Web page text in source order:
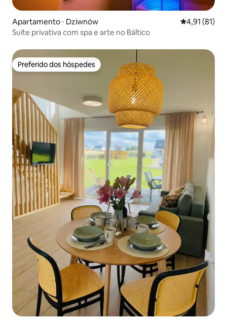
Apartamento ⋅ Dziwnów 4,91 de uma
4,91 (81)
Suíte privativa com spa e arte no Báltico
Preferido dos hóspedes
Preferido dos hóspedes